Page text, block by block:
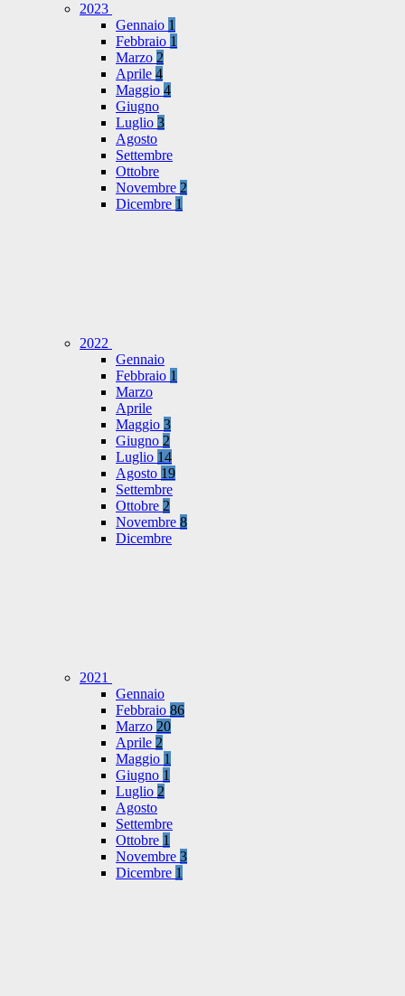
2023
Gennaio 1
Febbraio 1
Marzo 2
Aprile 4
Maggio 4
Giugno
Luglio 3
Agosto
Settembre
Ottobre
Novembre 2
Dicembre 1
2022
Gennaio
Febbraio 1
Marzo
Aprile
Maggio 3
Giugno 2
Luglio 14
Agosto 19
Settembre
Ottobre 2
Novembre 8
Dicembre
2021
Gennaio
Febbraio 86
Marzo 20
Aprile 2
Maggio 1
Giugno 1
Luglio 2
Agosto
Settembre
Ottobre 1
Novembre 3
Dicembre 1